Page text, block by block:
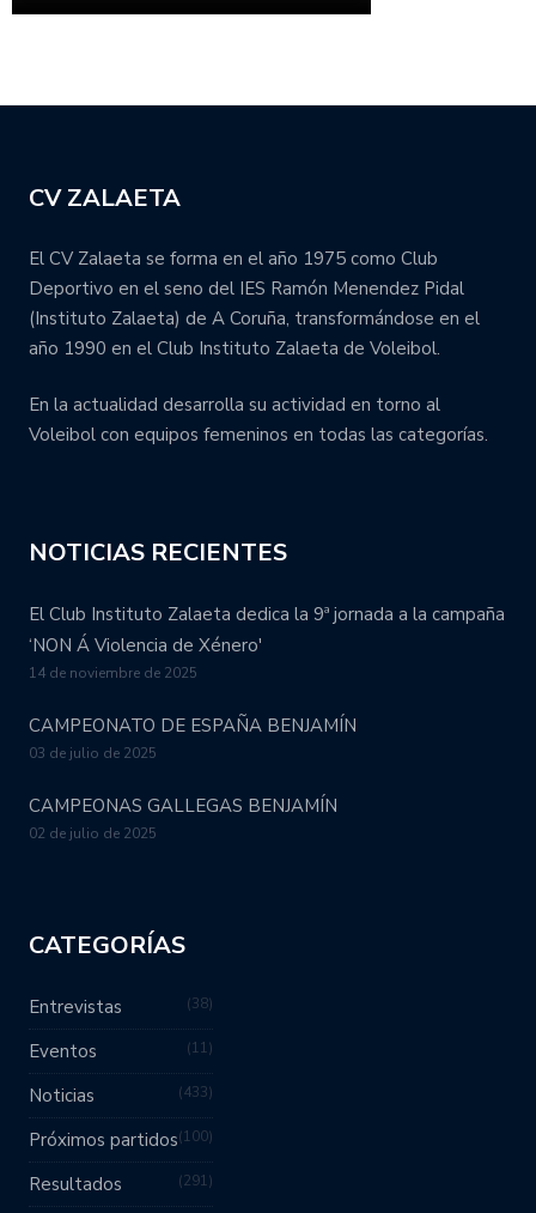
CV ZALAETA
El CV Zalaeta se forma en el año 1975 como Club
Deportivo en el seno del IES Ramón Menendez Pidal
(Instituto Zalaeta) de A Coruña, transformándose en el
año 1990 en el Club Instituto Zalaeta de Voleibol.
En la actualidad desarrolla su actividad en torno al
Voleibol con equipos femeninos en todas las categorías.
NOTICIAS RECIENTES
El Club Instituto Zalaeta dedica la 9ª jornada a la campaña
‘NON Á Violencia de Xénero'
14 de noviembre de 2025
CAMPEONATO DE ESPAÑA BENJAMÍN
03 de julio de 2025
CAMPEONAS GALLEGAS BENJAMÍN
02 de julio de 2025
CATEGORÍAS
Entrevistas 38
Eventos 11
Noticias 433
Próximos partidos 100
Resultados 291